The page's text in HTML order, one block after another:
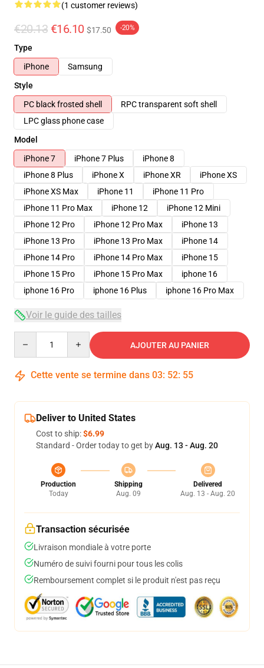
(1 customer reviews)
€20.13 €16.10 $17.50 -20%
Type
iPhone
Samsung
Style
PC black frosted shell
RPC transparent soft shell
LPC glass phone case
Model
iPhone 7
iPhone 7 Plus
iPhone 8
iPhone 8 Plus
iPhone X iPhone XR
iPhone XS
iPhone XS Max
iPhone 11
iPhone 11 Pro
iPhone 11 Pro Max
iPhone 12
iPhone 12 Mini
iPhone 12 Pro
iPhone 12 Pro Max
iPhone 13
iPhone 13 Pro
iPhone 13 Pro Max
iPhone 14
iPhone 14 Pro
iPhone 14 Pro Max
iPhone 15
iPhone 15 Pro
iPhone 15 Pro Max
iphone 16
iphone 16 Pro
iphone 16 Plus iphone 16 Pro Max
Voir le guide des tailles
AJOUTER AU PANIER
Cette vente se termine dans 03: 52: 54
Deliver to United States
Cost to ship:$6.99
Standard - Order today to get byAug. 13 - Aug. 20
Production
Today
Shipping
Aug. 09
Delivered
Aug. 13 - Aug. 20
Transaction sécurisée
Livraison mondiale à votre porte
Numéro de suivi fourni pour tous les colis
Remboursement complet si le produit n'est pas reçu